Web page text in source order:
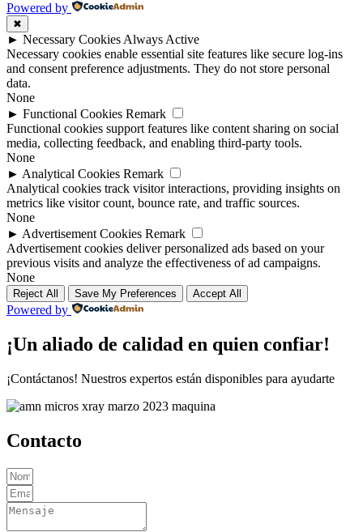
Powered by
✖
► Necessary CookiesAlways Active
Necessary cookies enable essential site features like secure log-ins
and consent preference adjustments. They do not store personal
data.
None
► Functional Cookies Remark
Functional cookies support features like content sharing on social
media, collecting feedback, and enabling third-party tools.
None
► Analytical Cookies Remark
Analytical cookies track visitor interactions, providing insights on
metrics like visitor count, bounce rate, and traffic sources.
None
► Advertisement Cookies Remark
Advertisement cookies deliver personalized ads based on your
previous visits and analyze the effectiveness of ad campaigns.
None
Reject All Save My Preferences Accept All
Powered by
¡Un aliado de calidad en quien confiar!
¡Contáctanos! Nuestros expertos están disponibles para ayudarte
Contacto